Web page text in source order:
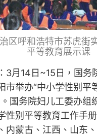
区呼和浩特市苏虎街
平等教育展示课
3月14日~15日，国务
市举办“中小学性别平
国务院妇儿工委办组
性别平等教育工作手
内蒙古、江西、山东